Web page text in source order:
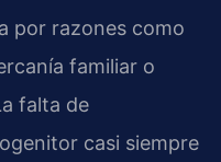
por razones como
familiar o
falta de
casi siempre